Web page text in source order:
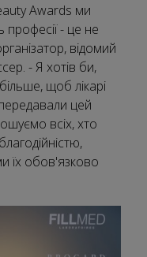
Awards ми
професії - це не
відомий
- Я хотів би,
щоб лікарі
цей
всіх, хто
їх обов'язково